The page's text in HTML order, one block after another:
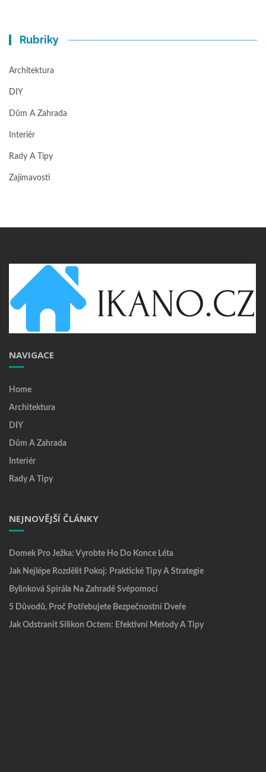
Rubriky
Architektura
DIY
Dům A Zahrada
Interiér
Rady A Tipy
Zajímavosti
NAVIGACE
Home
Architektura
DIY
Dům A Zahrada
Interiér
Rady A Tipy
NEJNOVĚJŠÍ ČLÁNKY
Domek Pro Ježka: Vyrobte Ho Do Konce Léta
Jak Nejlépe Rozdělit Pokoj: Praktické Tipy A Strategie
Bylinková Spirála Na Zahradě Svépomocí
5 Důvodů, Proč Potřebujete Bezpečnostní Dveře
Jak Odstranit Silikon Octem: Efektivní Metody A Tipy